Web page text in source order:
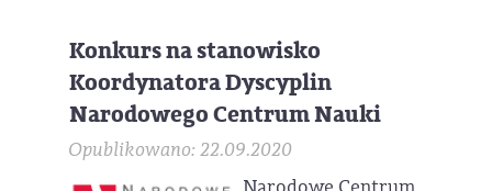
Konkurs na stanowisko
Koordynatora Dyscyplin
Narodowego Centrum Nauki
Opublikowano: 22.09.2020